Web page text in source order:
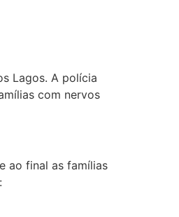
Lagos. A polícia
com nervos
ao final as famílias